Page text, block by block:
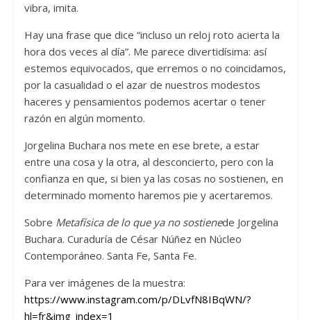
vibra, imita.
Hay una frase que dice “incluso un reloj roto acierta la
hora dos veces al día”. Me parece divertidísima: así
estemos equivocados, que erremos o no coincidamos,
por la casualidad o el azar de nuestros modestos
haceres y pensamientos podemos acertar o tener
razón en algún momento.
Jorgelina Buchara nos mete en ese brete, a estar
entre una cosa y la otra, al desconcierto, pero con la
confianza en que, si bien ya las cosas no sostienen, en
determinado momento haremos pie y acertaremos.
Sobre Metafísica de lo que ya no sostienede Jorgelina
Buchara. Curaduría de César Núñez en Núcleo
Contemporáneo. Santa Fe, Santa Fe.
Para ver imágenes de la muestra:
https://www.instagram.com/p/DLvfN8IBqWN/?
hl=fr&img_index=1